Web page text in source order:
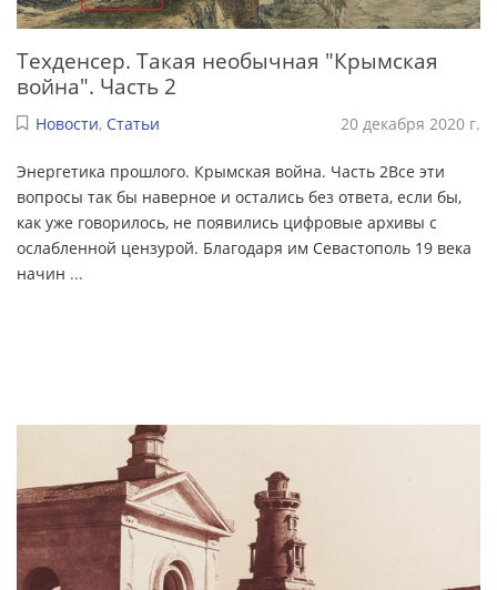
Техденсер. Такая необычная "Крымская
война". Часть 2
Новости, Статьи 20 декабря 2020 г.
Энергетика прошлого. Крымская война. Часть 2Все эти
вопросы так бы наверное и остались без ответа, если бы,
как уже говорилось, не появились цифровые архивы с
ослабленной цензурой. Благодаря им Севастополь 19 века
начин ...